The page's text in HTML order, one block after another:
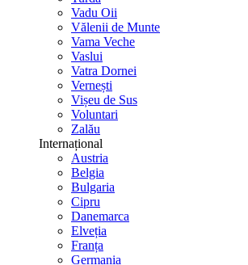
Vadu Oii
Vălenii de Munte
Vama Veche
Vaslui
Vatra Dornei
Vernești
Vișeu de Sus
Voluntari
Zalău
Internațional
Austria
Belgia
Bulgaria
Cipru
Danemarca
Elveția
Franța
Germania